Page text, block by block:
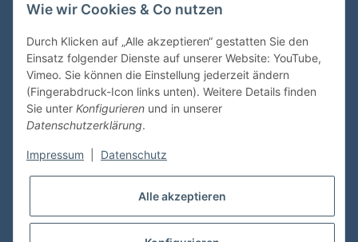
VDMedien24.de
Kasernenstraße 6-10
66482 Zweibrücken
Tel. 06332 72710
eMail: heinz.nickel@vdmedien.de
Shop Service
Wie wir Cookies & Co nutzen
Durch Klicken auf „Alle akzeptieren“ gestatten Sie den
Einsatz folgender Dienste auf unserer Website: YouTube,
Vimeo. Sie können die Einstellung jederzeit ändern
(Fingerabdruck-Icon links unten). Weitere Details finden
Sie unter Konfigurieren und in unserer
Datenschutzerklärung.
Impressum Datenschutz
Alle akzeptieren